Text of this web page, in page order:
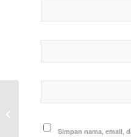
Simpan nama, email,
Laksanakan Patroli...